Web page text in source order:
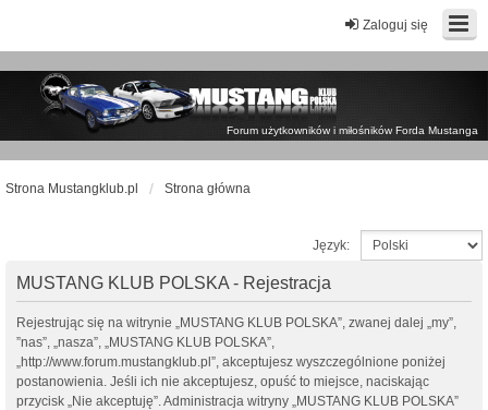
Zaloguj się
Forum użytkowników i miłośników Forda Mustanga
Strona Mustangklub.pl Strona główna
Język:
MUSTANG KLUB POLSKA - Rejestracja
Rejestrując się na witrynie „MUSTANG KLUB POLSKA”, zwanej dalej „my”,
”nas”, „nasza”, „MUSTANG KLUB POLSKA”,
„http://www.forum.mustangklub.pl”, akceptujesz wyszczególnione poniżej
postanowienia. Jeśli ich nie akceptujesz, opuść to miejsce, naciskając
przycisk „Nie akceptuję”. Administracja witryny „MUSTANG KLUB POLSKA”